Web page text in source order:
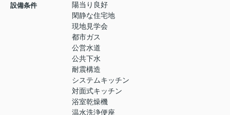
設備条件
陽当り良好
閑静な住宅地
現地見学会
都市ガス
公営水道
公共下水
耐震構造
システムキッチン
対面式キッチン
浴室乾燥機
温水洗浄便座